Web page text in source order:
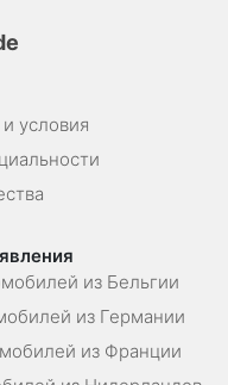
условия
из Бельгии
из Германии
из Франции